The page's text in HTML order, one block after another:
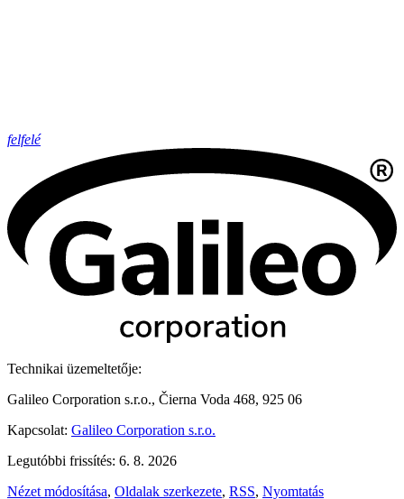
felfelé
Technikai üzemeltetője:
Galileo Corporation s.r.o., Čierna Voda 468, 925 06
Kapcsolat: Galileo Corporation s.r.o.
Legutóbbi frissítés: 6. 8. 2026
Nézet módosítása, Oldalak szerkezete, RSS, Nyomtatás